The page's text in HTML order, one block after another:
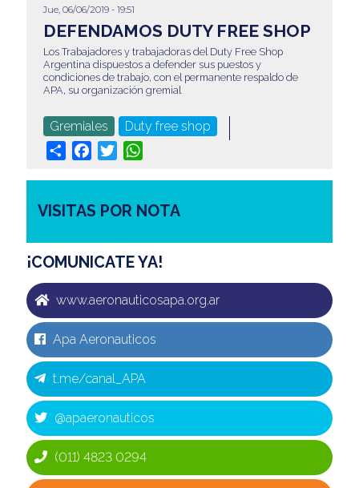
Jue, 06/06/2019 - 19:51
DEFENDAMOS DUTY FREE SHOP
Los Trabajadores y trabajadoras del Duty Free Shop
Argentina dispuestos a defender sus puestos y
condiciones de trabajo, con el permanente respaldo de
APA, su organización gremial
Gremiales
Duty free shop
Share Facebook
Twitter
VISITAS POR NOTA
¡COMUNICATE YA!
www.aeronauticosapa.org.ar
Apa Aeronauticos
t.me/canal_APA
@apaeronauticos
(011) 4823 0294